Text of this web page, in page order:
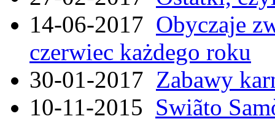
14-06-2017 Obyczaje
czerwiec każdego roku
30-01-2017 Zabawy
10-11-2015 Swiãto